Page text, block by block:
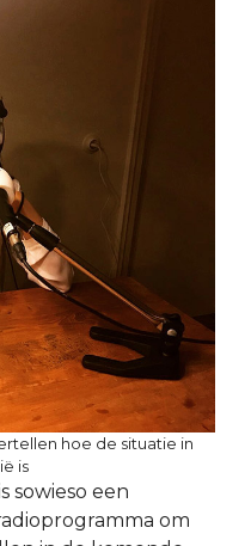
hoe de situatie in
is
sowieso een
om